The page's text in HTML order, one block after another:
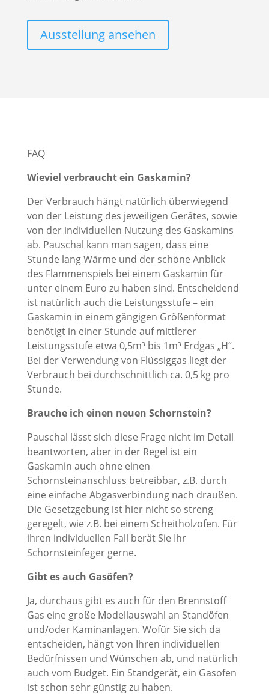
Ausstellung ansehen
FAQ
Wieviel verbraucht ein Gaskamin?
Der Verbrauch hängt natürlich überwiegend
von der Leistung des jeweiligen Gerätes, sowie
von der individuellen Nutzung des Gaskamins
ab. Pauschal kann man sagen, dass eine
Stunde lang Wärme und der schöne Anblick
des Flammenspiels bei einem Gaskamin für
unter einem Euro zu haben sind. Entscheidend
ist natürlich auch die Leistungsstufe – ein
Gaskamin in einem gängigen Größenformat
benötigt in einer Stunde auf mittlerer
Leistungsstufe etwa 0,5m³ bis 1m³ Erdgas „H“.
Bei der Verwendung von Flüssiggas liegt der
Verbrauch bei durchschnittlich ca. 0,5 kg pro
Stunde.
Brauche ich einen neuen Schornstein?
Pauschal lässt sich diese Frage nicht im Detail
beantworten, aber in der Regel ist ein
Gaskamin auch ohne einen
Schornsteinanschluss betreibbar, z.B. durch
eine einfache Abgasverbindung nach draußen.
Die Gesetzgebung ist hier nicht so streng
geregelt, wie z.B. bei einem Scheitholzofen. Für
ihren individuellen Fall berät Sie Ihr
Schornsteinfeger gerne.
Gibt es auch Gasöfen?
Ja, durchaus gibt es auch für den Brennstoff
Gas eine große Modellauswahl an Standöfen
und/oder Kaminanlagen. Wofür Sie sich da
entscheiden, hängt von Ihren individuellen
Bedürfnissen und Wünschen ab, und natürlich
auch vom Budget. Ein Standgerät, ein Gasofen
ist schon sehr günstig zu haben.